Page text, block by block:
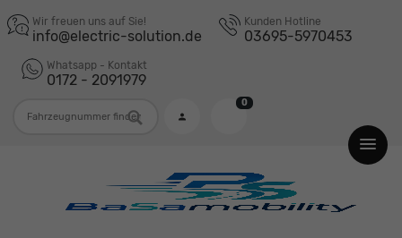
Wir freuen uns auf Sie!
info@electric-solution.de
Kunden Hotline
03695-5970453
Whatsapp - Kontakt
0172 - 2091979
0